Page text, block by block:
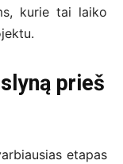
kurie tai laiko
prieš
etapas